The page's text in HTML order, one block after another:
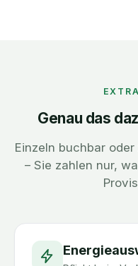
Genau das
Einzeln buchbar
– Sie zahlen nur,